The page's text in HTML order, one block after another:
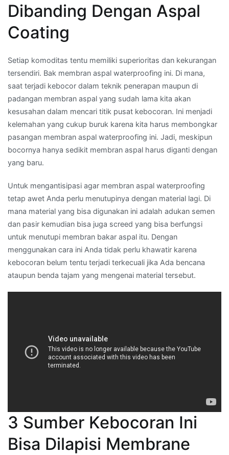
Dibanding Dengan Aspal
Coating
Setiap komoditas tentu memiliki superioritas dan kekurangan
tersendiri. Bak membran aspal waterproofing ini. Di mana,
saat terjadi kebocor dalam teknik penerapan maupun di
padangan membran aspal yang sudah lama kita akan
kesusahan dalam mencari titik pusat kebocoran. Ini menjadi
kelemahan yang cukup buruk karena kita harus membongkar
pasangan membran aspal waterproofing ini. Jadi, meskipun
bocornya hanya sedikit membran aspal harus diganti dengan
yang baru.
Untuk mengantisipasi agar membran aspal waterproofing
tetap awet Anda perlu menutupinya dengan material lagi. Di
mana material yang bisa digunakan ini adalah adukan semen
dan pasir kemudian bisa juga screed yang bisa berfungsi
untuk menutupi membran bakar aspal itu. Dengan
menggunakan cara ini Anda tidak perlu khawatir karena
kebocoran belum tentu terjadi terkecuali jika Ada bencana
ataupun benda tajam yang mengenai material tersebut.
3 Sumber Kebocoran Ini
Bisa Dilapisi Membrane